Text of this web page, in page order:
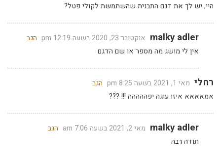
היי, יש לך את דגם התבנית שהשתמשת לקולי פטל?
malky adler אוקטובר 23, 2020 בשעה 12:19 pm
הגב
אין לי מושג מה מספר או שם הדגם
רחלי מאי 1, 2021 בשעה 8:25 pm
הגב
אמאאאא איזו עוגה יפההההה !!! ???
malky adler מאי 2, 2021 בשעה 7:06 am
הגב
תודה רבה